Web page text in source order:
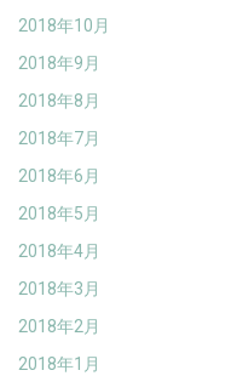
2018年10月
2018年9月
2018年8月
2018年7月
2018年6月
2018年5月
2018年4月
2018年3月
2018年2月
2018年1月